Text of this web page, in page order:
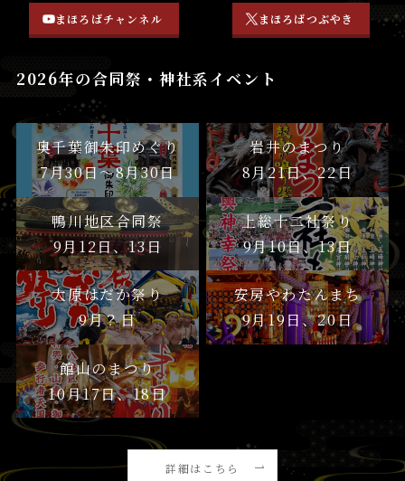
まほろばチャンネル まほろばつぶやき
2026年の合同祭・神社系イベント
奥千葉御朱印めぐり
7月30日〜8月30日
岩井のまつり
8月21日、22日
鴨川地区合同祭
9月12日、13日
上総十二社祭り
9月10日、13日
大原はだか祭り
9月？日
安房やわたんまち
9月19日、20日
館山のまつり
10月17日、18日
詳細はこちら